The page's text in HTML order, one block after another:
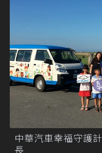
中華汽車幸福守護
長